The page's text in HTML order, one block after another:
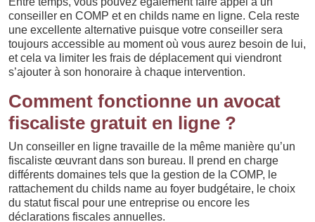
conseiller en COMP et en childs name en ligne. Cela reste
une excellente alternative puisque votre conseiller sera
toujours accessible au moment où vous aurez besoin de lui,
et cela va limiter les frais de déplacement qui viendront
s’ajouter à son honoraire à chaque intervention.
Comment fonctionne un avocat
fiscaliste gratuit en ligne ?
Un conseiller en ligne travaille de la même manière qu’un
fiscaliste œuvrant dans son bureau. Il prend en charge
différents domaines tels que la gestion de la COMP, le
rattachement du childs name au foyer budgétaire, le choix
du statut fiscal pour une entreprise ou encore les
déclarations fiscales annuelles.